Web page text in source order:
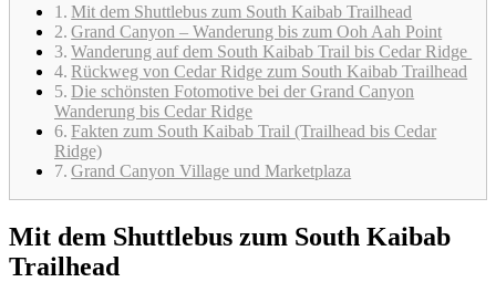
Mit dem Shuttlebus zum South Kaibab Trailhead
Grand Canyon – Wanderung bis zum Ooh Aah Point
Wanderung auf dem South Kaibab Trail bis Cedar Ridge
Rückweg von Cedar Ridge zum South Kaibab Trailhead
Die schönsten Fotomotive bei der Grand Canyon
Wanderung bis Cedar Ridge
Fakten zum South Kaibab Trail (Trailhead bis Cedar
Ridge)
Grand Canyon Village und Marketplaza
Mit dem Shuttlebus zum South Kaibab
Trailhead